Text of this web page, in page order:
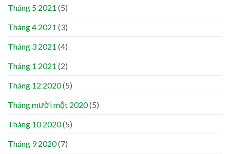
Tháng 5 2021 (5)
Tháng 4 2021 (3)
Tháng 3 2021 (4)
Tháng 1 2021 (2)
Tháng 12 2020(5)
Tháng mười một 2020(5)
Tháng 10 2020(5)
Tháng 9 2020(7)